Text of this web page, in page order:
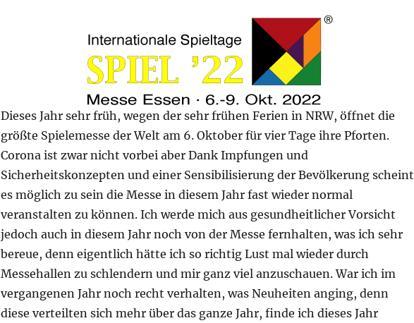
Dieses Jahr sehr früh, wegen der sehr frühen Ferien in NRW, öffnet die
größte Spielemesse der Welt am 6. Oktober für vier Tage ihre Pforten.
Corona ist zwar nicht vorbei aber Dank Impfungen und
Sicherheitskonzepten und einer Sensibilisierung der Bevölkerung scheint
es möglich zu sein die Messe in diesem Jahr fast wieder normal
veranstalten zu können. Ich werde mich aus gesundheitlicher Vorsicht
jedoch auch in diesem Jahr noch von der Messe fernhalten, was ich sehr
bereue, denn eigentlich hätte ich so richtig Lust mal wieder durch
Messehallen zu schlendern und mir ganz viel anzuschauen. War ich im
vergangenen Jahr noch recht verhalten, was Neuheiten anging, denn
diese verteilten sich mehr über das ganze Jahr, finde ich dieses Jahr